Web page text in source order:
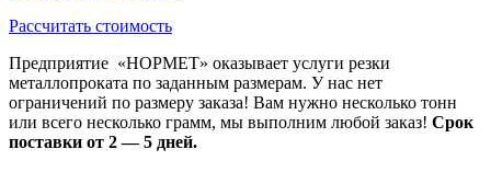
Рассчитать стоимость
Предприятие «НОРМЕТ» оказывает услуги резки
металлопроката по заданным размерам. У нас нет
ограничений по размеру заказа! Вам нужно несколько тонн
или всего несколько грамм, мы выполним любой заказ! Срок
поставки от 2 — 5 дней.